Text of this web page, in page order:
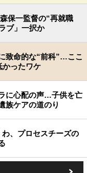
保一監督の“再就職
ブ」一択か
致命的な“前科”…ここ
かったワケ
に心配の声…子供を亡
族ケアの道のり
、プロセスチーズの